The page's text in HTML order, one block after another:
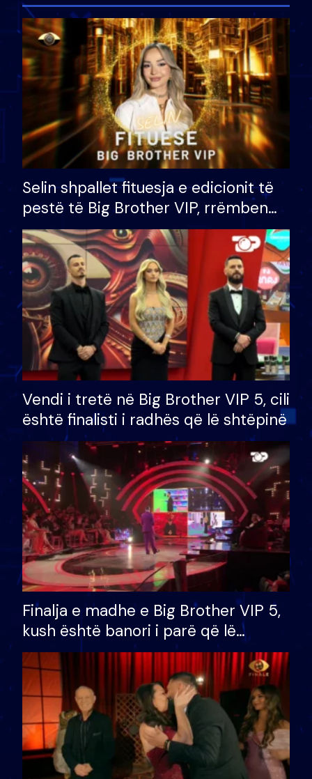
Selin shpallet fituesja e edicionit të
pestë të Big Brother VIP, rrëmben
çmimin e madh prej 100 mijë eurosh
Vendi i tretë në Big Brother VIP 5, cili
është finalisti i radhës që lë shtëpinë
Finalja e madhe e Big Brother VIP 5,
kush është banori i parë që lë
shtëpinë dhe humb mundësinë për
të fituar çmimin e madh